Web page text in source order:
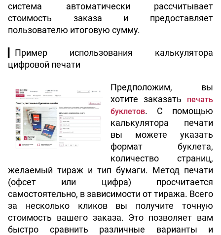
система автоматически рассчитывает
стоимость заказа и предоставляет
пользователю итоговую сумму.
Пример использования калькулятора
цифровой печати
Предположим, вы
хотите заказать
печать
буклетов. С помощью
калькулятора печати
вы можете указать
формат буклета,
количество страниц,
желаемый тираж и тип бумаги. Метод печати
(офсет или цифра) просчитается
самостоятельно, в зависимости от тиража. Всего
за несколько кликов вы получите точную
стоимость вашего заказа. Это позволяет вам
быстро сравнить различные варианты и